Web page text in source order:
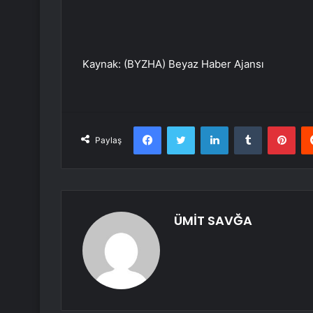
Kaynak: (BYZHA) Beyaz Haber Ajansı
Paylaş
FacebookTwitter LinkedInTumblr
ÜMİT SAVĞA